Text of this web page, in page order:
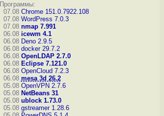
Программы:
07.08 Chrome 151.0.7922.108
07.08 WordPress 7.0.3
07.08 nmap 7.991
06.08 icewm 4.1
06.08 Deno 2.9.5
06.08 docker 29.7.2
06.08 OpenLDAP 2.7.0
06.08 Eclipse 7.121.0
06.08 OpenCloud 7.2.3
06.08 mesa 3d 26.2
05.08 OpenVPN 2.7.6
05.08 NetBeans 31
05.08 ublock 1.73.0
05.08 gstreamer 1.28.6